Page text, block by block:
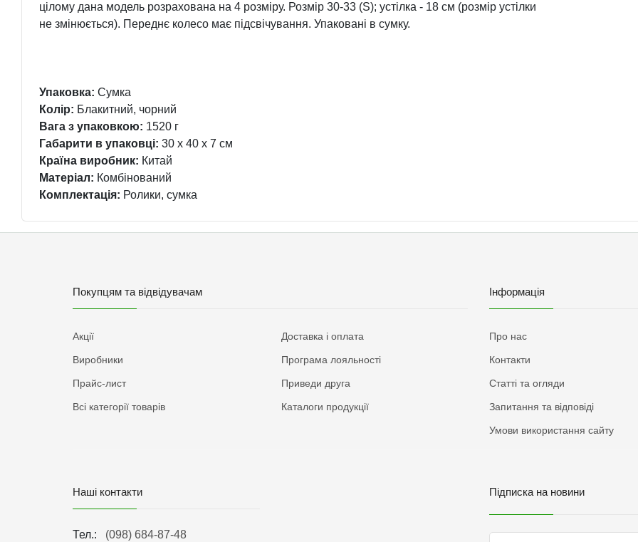
цілому дана модель розрахована на 4 розміру. Розмір 30-33 (S); устілка - 18 см (розмір устілки
не змінюється). Переднє колесо має підсвічування. Упаковані в сумку.
Упаковка: Сумка
Колір: Блакитний, чорний
Вага з упаковкою: 1520 г
Габарити в упаковці: 30 x 40 x 7 см
Країна виробник: Китай
Матеріал: Комбінований
Комплектація: Ролики, сумка
Покупцям та відвідувачам
Акції
Виробники
Прайс-лист
Всі категорії товарів
Доставка і оплата
Програма лояльності
Приведи друга
Каталоги продукції
Інформація
Про нас
Контакти
Статті та огляди
Запитання та відповіді
Умови використання сайту
Наші контакти
Тел.: (098) 684-87-48
Підписка на новини